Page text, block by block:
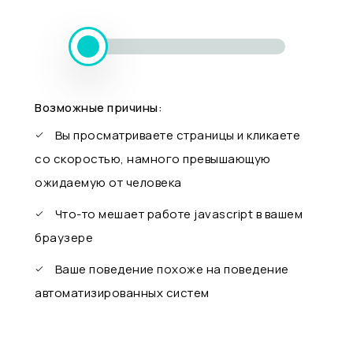
Возможные причины:
Вы просматриваете страницы и кликаете
со скоростью, намного превышающую
ожидаемую от человека
Что-то мешает работе javascript в вашем
браузере
Ваше поведение похоже на поведение
автоматизированных систем